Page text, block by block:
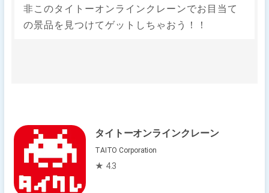
非このタイトーオンラインクレーンでお目当て
の景品を見つけてゲットしちゃおう！！
タイトーオンラインクレーン
TAITO Corporation
★ 4.3